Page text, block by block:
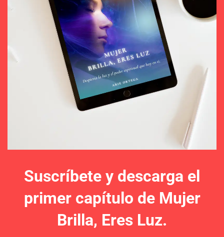
Suscríbete y descarga el
primer capítulo de Mujer
Brilla, Eres Luz.